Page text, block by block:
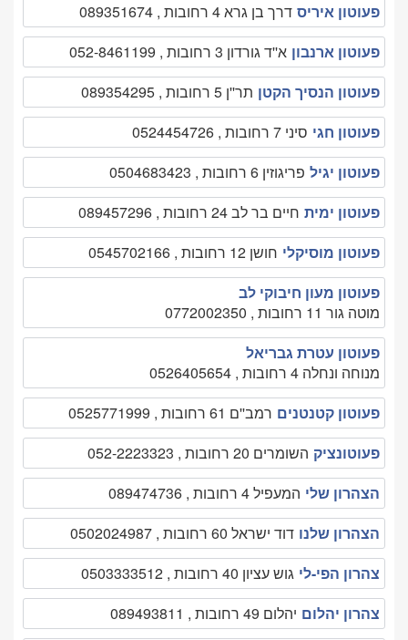
פעוטון איריס דרך בן גרא 4 רחובות , 089351674
פעוטון ארנבון א''ד גורדון 3 רחובות , 052-8461199
פעוטון הנסיך הקטן תר''ן 5 רחובות , 089354295
פעוטון חגי סיני 7 רחובות , 0524454726
פעוטון יגיל פריגוזין 6 רחובות , 0504683423
פעוטון ימית חיים בר לב 24 רחובות , 089457296
פעוטון מוסיקלי חושן 12 רחובות , 0545702166
פעוטון מעון חיבוקי לב
מוטה גור 11 רחובות , 0772002350
פעוטון עטרת גבריאל
מנוחה ונחלה 4 רחובות , 0526405654
פעוטון קטנטנים רמב''ם 61 רחובות , 0525771999
פעוטונציק השומרים 20 רחובות , 052-2223323
הצהרון שלי המעפיל 4 רחובות , 089474736
הצהרון שלנו דוד ישראל 60 רחובות , 0502024987
צהרון הפי-לי גוש עציון 40 רחובות , 0503333512
צהרון יהלום יהלום 49 רחובות , 089493811